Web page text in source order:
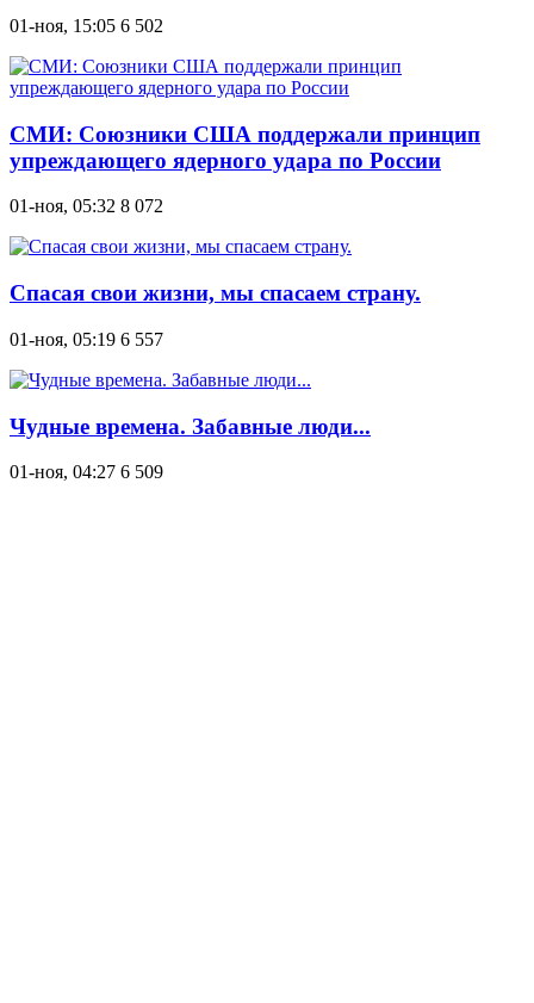
01-ноя, 15:05 6 502
СМИ: Союзники США поддержали принцип
упреждающего ядерного удара по России
01-ноя, 05:32 8 072
Спасая свои жизни, мы спасаем страну.
01-ноя, 05:19 6 557
Чудные времена. Забавные люди...
01-ноя, 04:27 6 509